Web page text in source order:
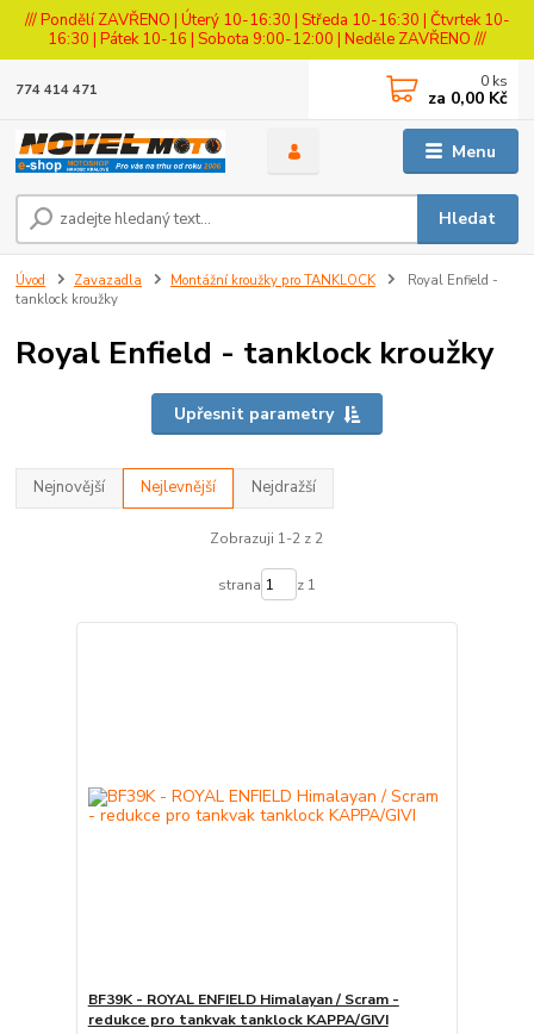
/// Pondělí ZAVŘENO | Úterý 10-16:30 | Středa 10-16:30 | Čtvrtek 10-
16:30 | Pátek 10-16 | Sobota 9:00-12:00 | Neděle ZAVŘENO ///
Menu
Hledat
774 414 471 0 ks
za 0,00 Kč
Úvod Zavazadla Montážní kroužky pro TANKLOCK
Royal Enfield -
tanklock kroužky
Royal Enfield - tanklock kroužky
Upřesnit parametry
Nejnovější Nejlevnější Nejdražší
Zobrazuji 1-2 z 2
strana z 1
BF39K - ROYAL ENFIELD Himalayan / Scram -
redukce pro tankvak tanklock KAPPA/GIVI